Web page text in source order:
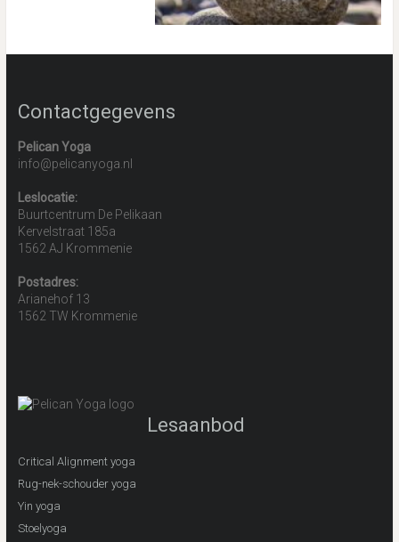
Contactgegevens
Pelican Yoga
info@pelicanyoga.nl
Leslocatie:
Buurtcentrum De Pelikaan
Kervelstraat 185a
1562 AJ Krommenie
Postadres:
Arianehof 13
1562 TW Krommenie
Lesaanbod
Critical Alignment yoga
Rug-nek-schouder yoga
Yin yoga
Stoelyoga